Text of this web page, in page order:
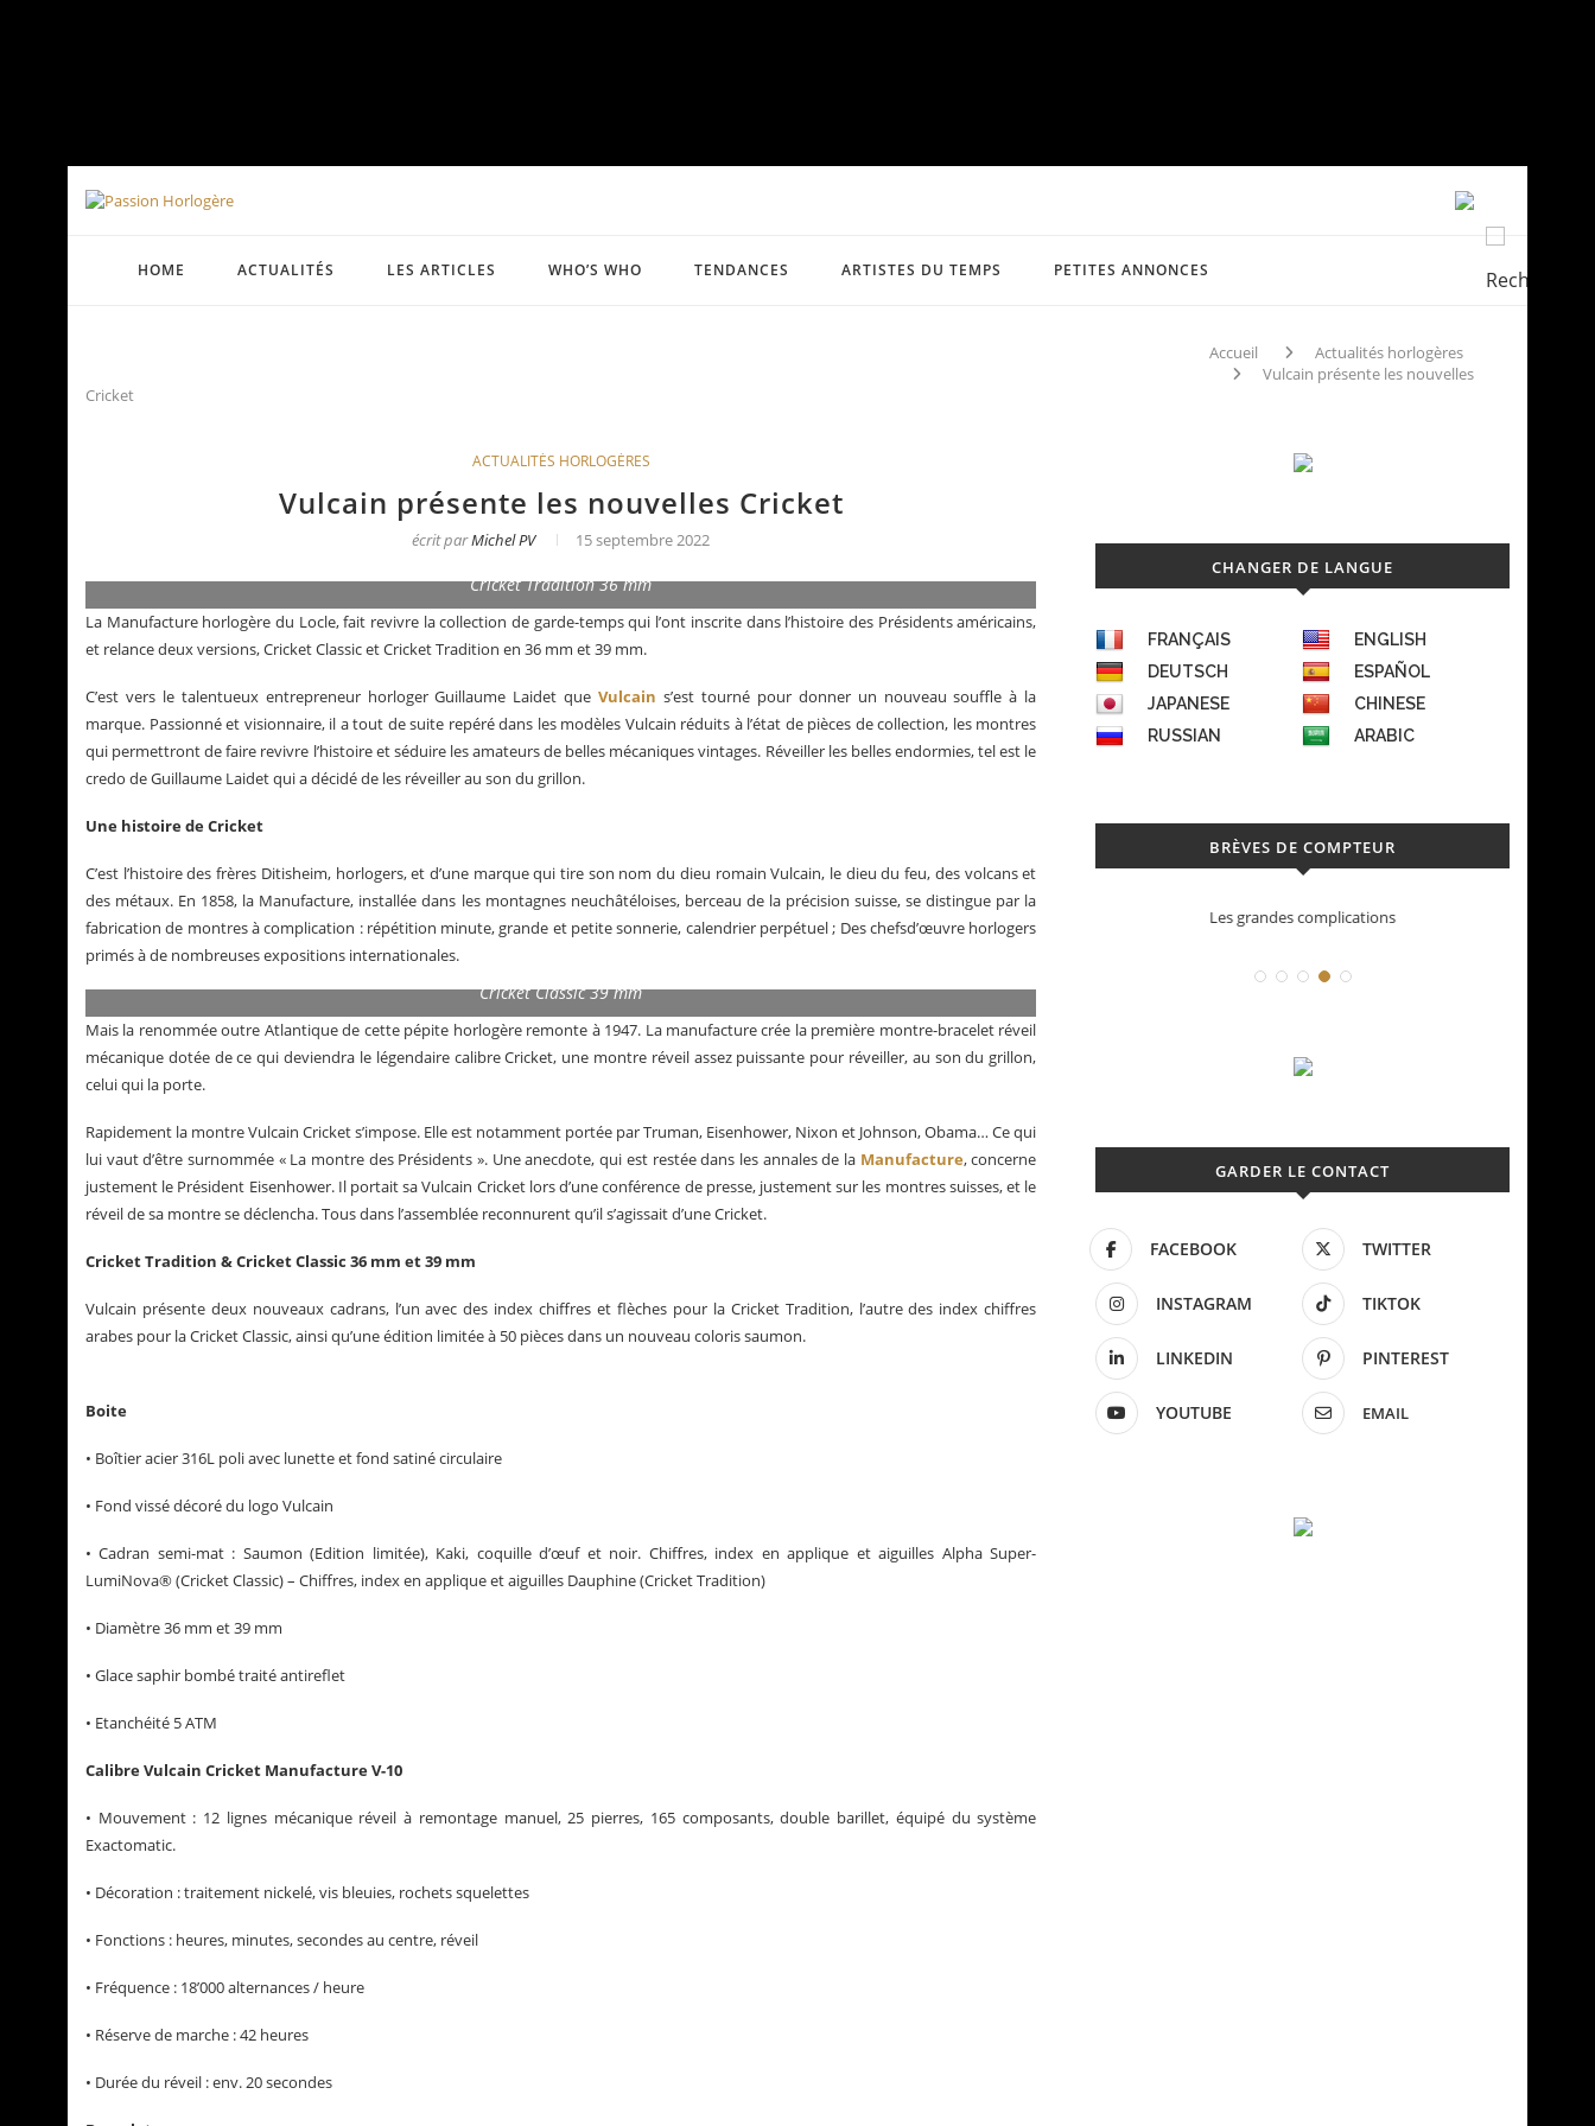
HOME ACTUALITÉS LES ARTICLES WHO’S WHO TENDANCES ARTISTES DU TEMPS PETITES ANNONCES
Accueil
Actualités horlogères
Vulcain présente les nouvelles
Cricket
ACTUALITÉS HORLOGÈRES
Vulcain présente les nouvelles Cricket
écrit parMichel PV 15 septembre 2022
Cricket Tradition 36 mm
La Manufacture horlogère du Locle, fait revivre la collection de garde-temps qui l’ont inscrite dans l’histoire des Présidents américains,
et relance deux versions, Cricket Classic et Cricket Tradition en 36 mm et 39 mm.
C’est vers le talentueux entrepreneur horloger Guillaume Laidet queVulcains’est tourné pour donner un nouveau souffle à la
marque. Passionné et visionnaire, il a tout de suite repéré dans les modèles Vulcain réduits à l’état de pièces de collection, les montres
qui permettront de faire revivre l’histoire et séduire les amateurs de belles mécaniques vintages. Réveiller les belles endormies, tel est le
credo de Guillaume Laidet qui a décidé de les réveiller au son du grillon.
Une histoire de Cricket
C’est l’histoire des frères Ditisheim, horlogers, et d’une marque qui tire son nom du dieu romain Vulcain, le dieu du feu, des volcans et
des métaux. En 1858, la Manufacture, installée dans les montagnes neuchâtéloises, berceau de la précision suisse, se distingue par la
fabrication de montres à complication : répétition minute, grande et petite sonnerie, calendrier perpétuel ; Des chefsd’œuvre horlogers
primés à de nombreuses expositions internationales.
Cricket Classic 39 mm
Mais la renommée outre Atlantique de cette pépite horlogère remonte à 1947. La manufacture crée la première montre-bracelet réveil
mécanique dotée de ce qui deviendra le légendaire calibre Cricket, une montre réveil assez puissante pour réveiller, au son du grillon,
celui qui la porte.
Rapidement la montre Vulcain Cricket s’impose. Elle est notamment portée par Truman, Eisenhower, Nixon et Johnson, Obama… Ce qui
lui vaut d’être surnommée « La montre des Présidents ». Une anecdote, qui est restée dans les annales de la Manufacture, concerne
justement le Président Eisenhower. Il portait sa Vulcain Cricket lors d’une conférence de presse, justement sur les montres suisses, et le
réveil de sa montre se déclencha. Tous dans l’assemblée reconnurent qu’il s’agissait d’une Cricket.
Cricket Tradition & Cricket Classic 36 mm et 39 mm
Vulcain présente deux nouveaux cadrans, l’un avec des index chiffres et flèches pour la Cricket Tradition, l’autre des index chiffres
arabes pour la Cricket Classic, ainsi qu’une édition limitée à 50 pièces dans un nouveau coloris saumon.
Boite
• Boîtier acier 316L poli avec lunette et fond satiné circulaire
• Fond vissé décoré du logo Vulcain
• Cadran semi-mat : Saumon (Edition limitée), Kaki, coquille d’œuf et noir. Chiffres, index en applique et aiguilles Alpha Super-
LumiNova® (Cricket Classic) – Chiffres, index en applique et aiguilles Dauphine (Cricket Tradition)
• Diamètre 36 mm et 39 mm
• Glace saphir bombé traité antireflet
• Etanchéité 5 ATM
Calibre Vulcain Cricket Manufacture V-10
• Mouvement : 12 lignes mécanique réveil à remontage manuel, 25 pierres, 165 composants, double barillet, équipé du système
Exactomatic.
• Décoration : traitement nickelé, vis bleuies, rochets squelettes
• Fonctions : heures, minutes, secondes au centre, réveil
• Fréquence : 18’000 alternances / heure
• Réserve de marche : 42 heures
• Durée du réveil : env. 20 secondes
CHANGER DE LANGUE
FRANÇAIS
ENGLISH
DEUTSCH
ESPAÑOL
JAPANESE
CHINESE
RUSSIAN
ARABIC
BRÈVES DE COMPTEUR
La Santos de Cartier Le business des montres en 2025 Les grandes complications Déconstruction Parmigiani Fleurier
GARDER LE CONTACT
FACEBOOK TWITTER
INSTAGRAM TIKTOK
LINKEDIN PINTEREST
YOUTUBE EMAIL